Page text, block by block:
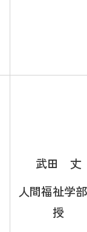
武田 丈
人間福祉学
授